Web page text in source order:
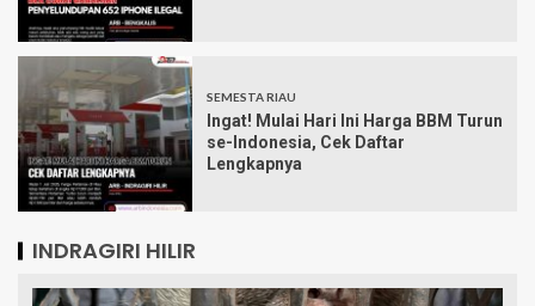
SEMESTA RIAU
Ingat! Mulai Hari Ini Harga BBM Turun
se-Indonesia, Cek Daftar
Lengkapnya
INDRAGIRI HILIR